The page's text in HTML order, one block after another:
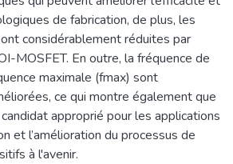
de fabrication, de plus, les
considérablement réduites par
MOSFET. En outre, la fréquence de
maximale (fmax) sont
ce qui montre également que
approprié pour les applications
et l’amélioration du processus de
à l'avenir.